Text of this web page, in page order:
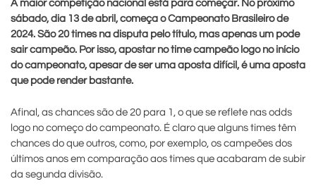
A maior competição nacional está para começar. No próximo
sábado, dia 13 de abril, começa o Campeonato Brasileiro de
2024. São 20 times na disputa pelo título, mas apenas um pode
sair campeão. Por isso, apostar no time campeão logo no início
do campeonato, apesar de ser uma aposta difícil, é uma aposta
que pode render bastante.
Afinal, as chances são de 20 para 1, o que se reflete nas odds
logo no começo do campeonato. É claro que alguns times têm
chances do que outros, como, por exemplo, os campeões dos
últimos anos em comparação aos times que acabaram de subir
da segunda divisão.